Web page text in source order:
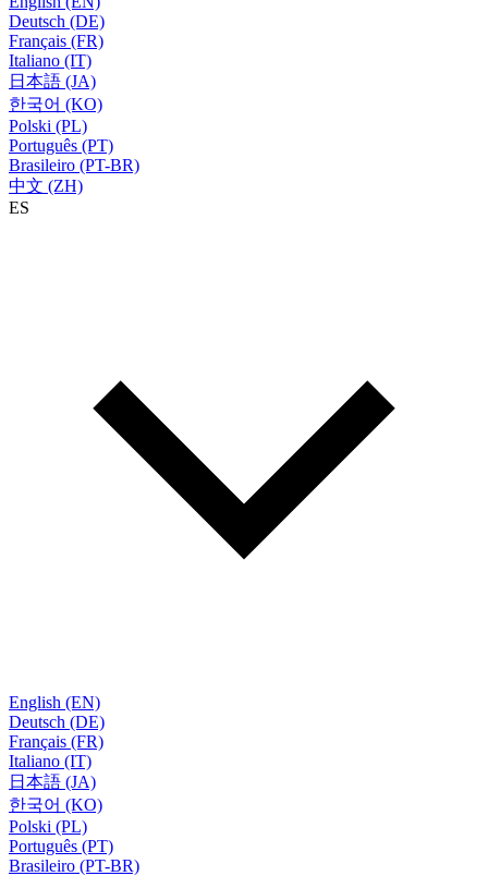
Deutsch (DE)
Français (FR)
Italiano (IT)
日本語 (JA)
한국어 (KO)
Polski (PL)
Português (PT)
Brasileiro (PT-BR)
中文 (ZH)
ES
English (EN)
Deutsch (DE)
Français (FR)
Italiano (IT)
日本語 (JA)
한국어 (KO)
Polski (PL)
Português (PT)
Brasileiro (PT-BR)